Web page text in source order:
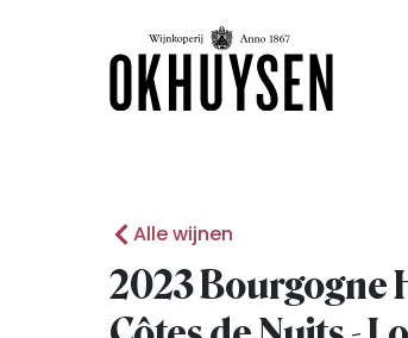
Alle wijnen
2023 Bourgogne